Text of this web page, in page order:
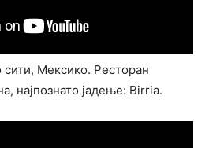
Мексико. Ресторан
најпознато јадење: Birria.